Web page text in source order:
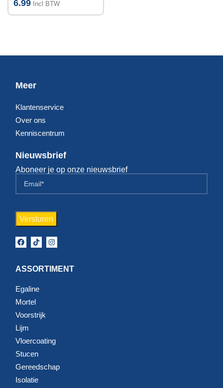
6.99 Incl BTW
Meer
Klantenservice
Over ons
Kenniscentrum
Nieuwsbrief
Aboneer je op onze nieuwsbrief
ASSORTIMENT
Egaline
Mortel
Voorstrijk
Lijm
Vloercoating
Stucen
Gereedschap
Isolatie